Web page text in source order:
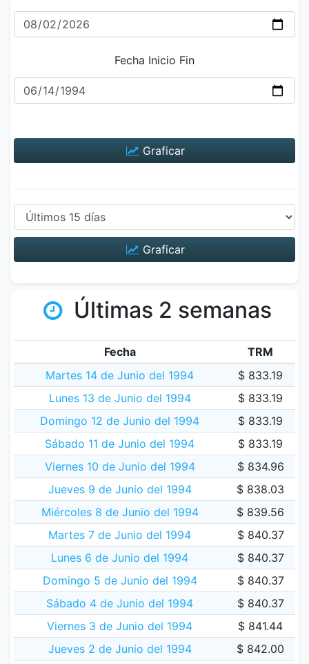
Fecha Inicio Fin
Graficar
Graficar
Últimas 2 semanas
Fecha
TRM
Martes 14 de Junio del 1994
$ 833.19
Lunes 13 de Junio del 1994
$ 833.19
Domingo 12 de Junio del 1994
$ 833.19
Sábado 11 de Junio del 1994
$ 833.19
Viernes 10 de Junio del 1994
$ 834.96
Jueves 9 de Junio del 1994
$ 838.03
Miércoles 8 de Junio del 1994
$ 839.56
Martes 7 de Junio del 1994
$ 840.37
Lunes 6 de Junio del 1994
$ 840.37
Domingo 5 de Junio del 1994
$ 840.37
Sábado 4 de Junio del 1994
$ 840.37
Viernes 3 de Junio del 1994
$ 841.44
Jueves 2 de Junio del 1994
$ 842.00